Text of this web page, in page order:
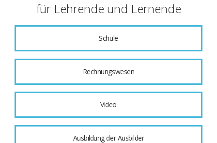
für Lehrende und Lernende
Schule
Rechnungswesen
Video
Ausbildung der Ausbilder